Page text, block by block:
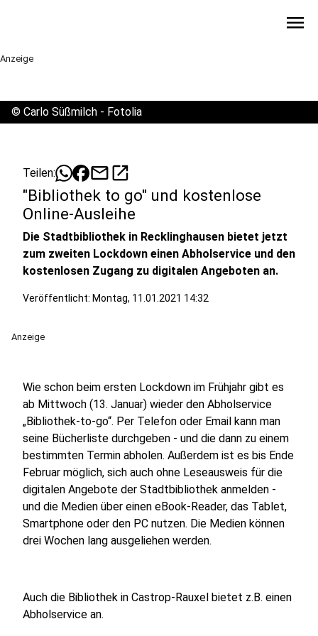
menu
Anzeige
© Carlo Süßmilch - Fotolia
Teilen: mailopen_in_new
"Bibliothek to go" und kostenlose
Online-Ausleihe
Die Stadtbibliothek in Recklinghausen bietet jetzt
zum zweiten Lockdown einen Abholservice und den
kostenlosen Zugang zu digitalen Angeboten an.
Veröffentlicht: Montag, 11.01.2021 14:32
Anzeige
Wie schon beim ersten Lockdown im Frühjahr gibt es
ab Mittwoch (13. Januar) wieder den Abholservice
„Bibliothek-to-go“. Per Telefon oder Email kann man
seine Bücherliste durchgeben - und die dann zu einem
bestimmten Termin abholen. Außerdem ist es bis Ende
Februar möglich, sich auch ohne Leseausweis für die
digitalen Angebote der Stadtbibliothek anmelden -
und die Medien über einen eBook-Reader, das Tablet,
Smartphone oder den PC nutzen. Die Medien können
drei Wochen lang ausgeliehen werden.
Auch die Bibliothek in Castrop-Rauxel bietet z.B. einen
Abholservice an.